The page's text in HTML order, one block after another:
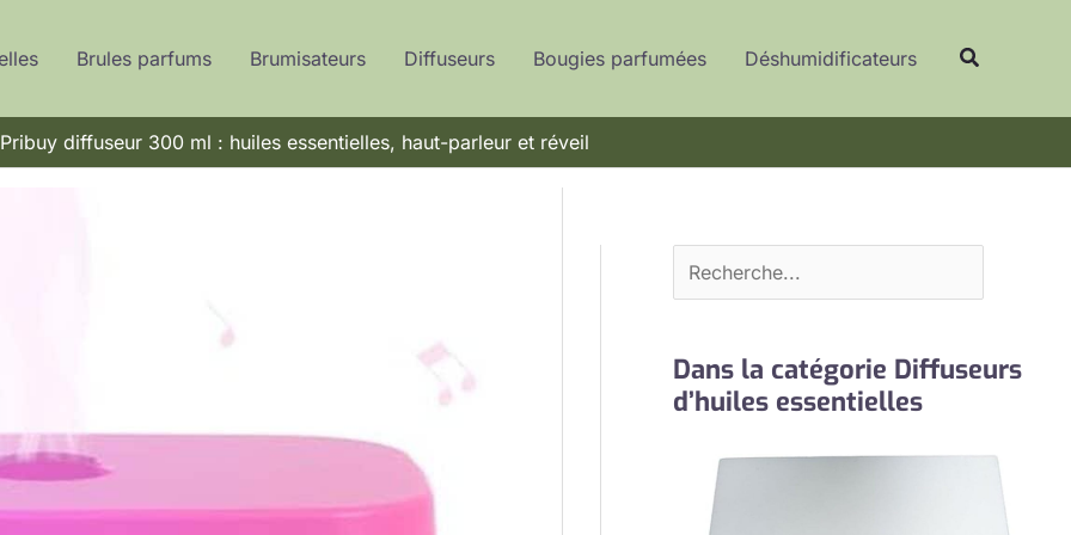
Brules parfums Brumisateurs Diffuseurs Bougies parfumées Déshumidificateurs
diffuseur 300 ml : huiles essentielles, haut-parleur et réveil
e
e
c
r
Dans la catégorie Diffuseurs
d’huiles essentielles